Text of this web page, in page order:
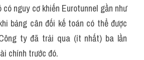
có nguy cơ khiến Eurotunnel gần như
bảng cân đối kế toán có thể được
ty đã trải qua (ít nhất) ba lần
chính trước đó.